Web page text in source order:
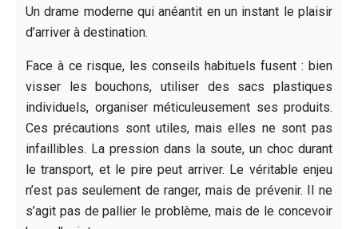
Un drame moderne qui anéantit en un instant le plaisir
d’arriver à destination.
Face à ce risque, les conseils habituels fusent : bien
visser les bouchons, utiliser des sacs plastiques
individuels, organiser méticuleusement ses produits.
Ces précautions sont utiles, mais elles ne sont pas
infaillibles. La pression dans la soute, un choc durant
le transport, et le pire peut arriver. Le véritable enjeu
n’est pas seulement de ranger, mais de prévenir. Il ne
s’agit pas de pallier le problème, mais de le concevoir